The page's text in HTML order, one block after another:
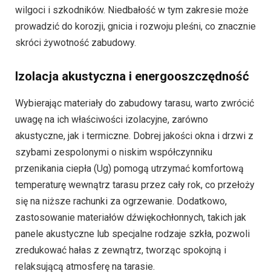
wilgoci i szkodników. Niedbałość w tym zakresie może
prowadzić do korozji, gnicia i rozwoju pleśni, co znacznie
skróci żywotność zabudowy.
Izolacja akustyczna i energooszczędność
Wybierając materiały do zabudowy tarasu, warto zwrócić
uwagę na ich właściwości izolacyjne, zarówno
akustyczne, jak i termiczne. Dobrej jakości okna i drzwi z
szybami zespolonymi o niskim współczynniku
przenikania ciepła (Ug) pomogą utrzymać komfortową
temperaturę wewnątrz tarasu przez cały rok, co przełoży
się na niższe rachunki za ogrzewanie. Dodatkowo,
zastosowanie materiałów dźwiękochłonnych, takich jak
panele akustyczne lub specjalne rodzaje szkła, pozwoli
zredukować hałas z zewnątrz, tworząc spokojną i
relaksującą atmosferę na tarasie.